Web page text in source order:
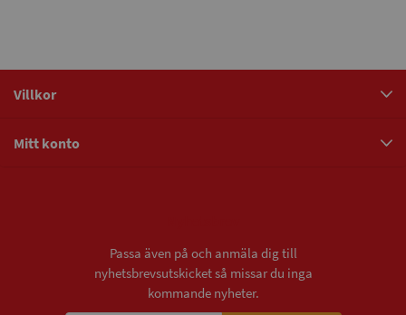
Villkor
Mitt konto
Passa även på och anmäla dig till
nyhetsbrevsutskicket så missar du inga
kommande nyheter.